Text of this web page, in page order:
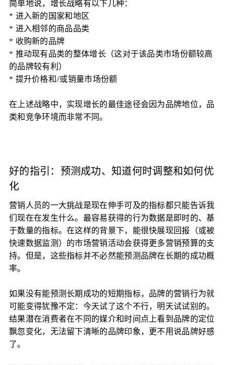
简单地说，增长战略有以下几种：
* 进入新的国家和地区
* 进入相邻的商品品类
* 收购新的品牌
* 推动现有品类的整体增长（这对于该品类市场份额较高
的品牌较有利）
* 提升价格和/或销量市场份额
在上述战略中，实现增长的最佳途径会因为品牌地位，品
类和竞争环境而非常不同。
好的指引：预测成功、知道何时调整和如何优
化
营销人员的一大挑战是现在伸手可及的指标都只能告诉我
们现在在发生什么。最容易获得的行为数据是即时的、基
于数量的指标。在这样的背景下，能很快展现回报（或被
快速数据监测）的市场营销活动会获得更多营销预算的支
持。但是，这些指标并不必然能预测品牌在长期的成功概
率。
如果没有能预测长期成功的短期指标，品牌的营销行为就
可能变得犹豫不定：今天试了这个不行，明天试试别的。
结果潜在消费者在不同的媒介和时间点上看到品牌的定位
飘忽变化，无法留下清晰的品牌印象，更不用说品牌好感
了。